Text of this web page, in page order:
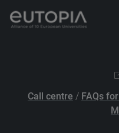
Call centre / FAQs